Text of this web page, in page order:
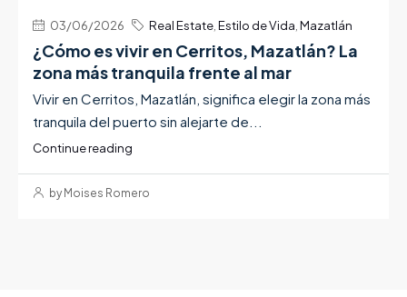
03/06/2026 Real Estate Estilo de Vida Mazatlán
¿Cómo es vivir en Cerritos, Mazatlán? La
zona más tranquila frente al mar
Vivir en Cerritos, Mazatlán, significa elegir la zona más
tranquila del puerto sin alejarte de...
Continue reading
by Moises Romero